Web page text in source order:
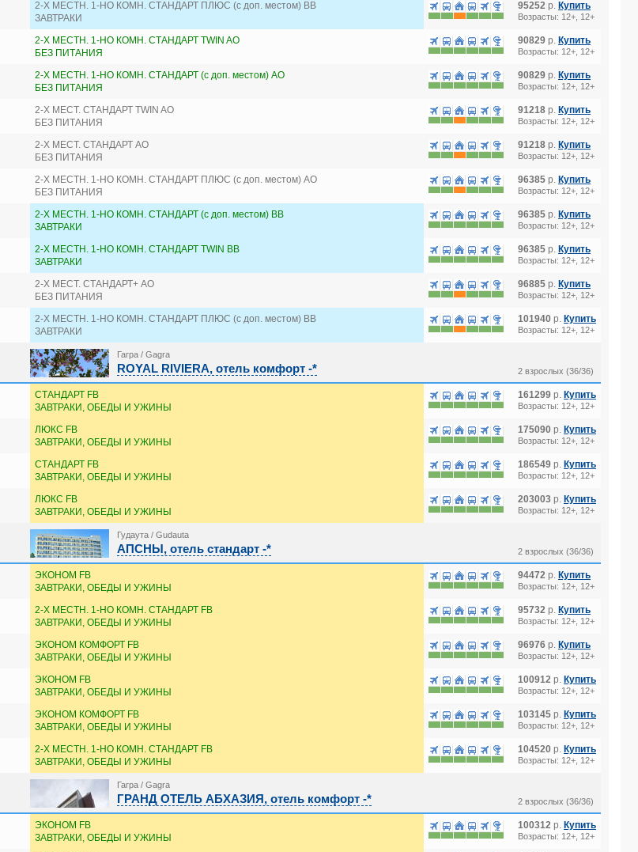
2-Х МЕСТН. 1-НО КОМН. СТАНДАРТ ПЛЮС (с доп. местом) BB
ЗАВТРАКИ
95252 р. Купить
Возрасты: 12+, 12+
2-Х МЕСТН. 1-НО КОМН. СТАНДАРТ TWIN AO
БЕЗ ПИТАНИЯ
90829 р. Купить
Возрасты: 12+, 12+
2-Х МЕСТН. 1-НО КОМН. СТАНДАРТ (с доп. местом) AO
БЕЗ ПИТАНИЯ
90829 р. Купить
Возрасты: 12+, 12+
2-Х МЕСТ. СТАНДАРТ TWIN AO
БЕЗ ПИТАНИЯ
91218 р. Купить
Возрасты: 12+, 12+
2-Х МЕСТ. СТАНДАРТ AO
БЕЗ ПИТАНИЯ
91218 р. Купить
Возрасты: 12+, 12+
2-Х МЕСТН. 1-НО КОМН. СТАНДАРТ ПЛЮС (с доп. местом) AO
БЕЗ ПИТАНИЯ
96385 р. Купить
Возрасты: 12+, 12+
2-Х МЕСТН. 1-НО КОМН. СТАНДАРТ (с доп. местом) BB
ЗАВТРАКИ
96385 р. Купить
Возрасты: 12+, 12+
2-Х МЕСТН. 1-НО КОМН. СТАНДАРТ TWIN BB
ЗАВТРАКИ
96385 р. Купить
Возрасты: 12+, 12+
2-Х МЕСТ. СТАНДАРТ+ AO
БЕЗ ПИТАНИЯ
96885 р. Купить
Возрасты: 12+, 12+
2-Х МЕСТН. 1-НО КОМН. СТАНДАРТ ПЛЮС (с доп. местом) BB
ЗАВТРАКИ
101940 р. Купить
Возрасты: 12+, 12+
Гагра / Gagra
ROYAL RIVIERA, отель комфорт -* 2 взрослых (36/36)
СТАНДАРТ FB
ЗАВТРАКИ, ОБЕДЫ И УЖИНЫ
161299 р. Купить
Возрасты: 12+, 12+
ЛЮКС FB
ЗАВТРАКИ, ОБЕДЫ И УЖИНЫ
175090 р. Купить
Возрасты: 12+, 12+
СТАНДАРТ FB
ЗАВТРАКИ, ОБЕДЫ И УЖИНЫ
186549 р. Купить
Возрасты: 12+, 12+
ЛЮКС FB
ЗАВТРАКИ, ОБЕДЫ И УЖИНЫ
203003 р. Купить
Возрасты: 12+, 12+
Гудаута / Gudauta
АПСНЫ, отель стандарт -* 2 взрослых (36/36)
ЭКОНОМ FB
ЗАВТРАКИ, ОБЕДЫ И УЖИНЫ
94472 р. Купить
Возрасты: 12+, 12+
2-Х МЕСТН. 1-НО КОМН. СТАНДАРТ FB
ЗАВТРАКИ, ОБЕДЫ И УЖИНЫ
95732 р. Купить
Возрасты: 12+, 12+
ЭКОНОМ КОМФОРТ FB
ЗАВТРАКИ, ОБЕДЫ И УЖИНЫ
96976 р. Купить
Возрасты: 12+, 12+
ЭКОНОМ FB
ЗАВТРАКИ, ОБЕДЫ И УЖИНЫ
100912 р. Купить
Возрасты: 12+, 12+
ЭКОНОМ КОМФОРТ FB
ЗАВТРАКИ, ОБЕДЫ И УЖИНЫ
103145 р. Купить
Возрасты: 12+, 12+
2-Х МЕСТН. 1-НО КОМН. СТАНДАРТ FB
ЗАВТРАКИ, ОБЕДЫ И УЖИНЫ
104520 р. Купить
Возрасты: 12+, 12+
Гагра / Gagra
ГРАНД ОТЕЛЬ АБХАЗИЯ, отель комфорт -* 2 взрослых (36/36)
ЭКОНОМ FB
ЗАВТРАКИ, ОБЕДЫ И УЖИНЫ
100312 р. Купить
Возрасты: 12+, 12+